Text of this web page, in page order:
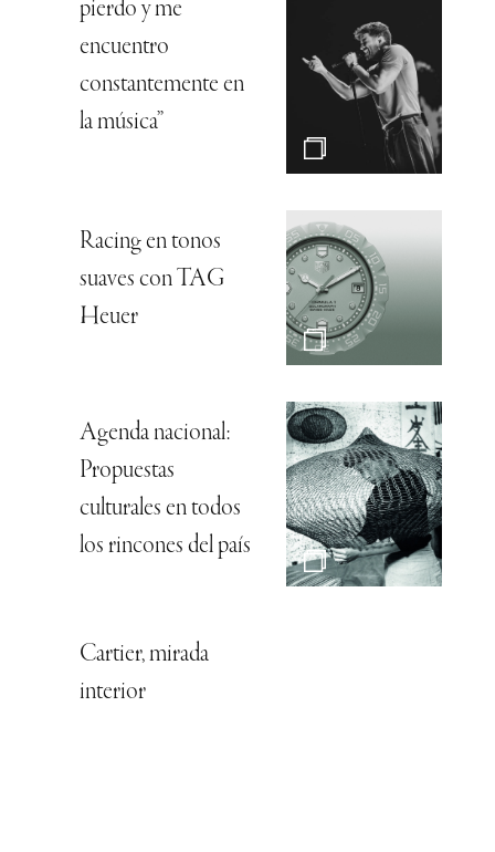
pierdo y me
encuentro
constantemente en
la música”
Racing en tonos
suaves con TAG
Heuer
Agenda nacional:
Propuestas
culturales en todos
los rincones del país
Cartier, mirada
interior